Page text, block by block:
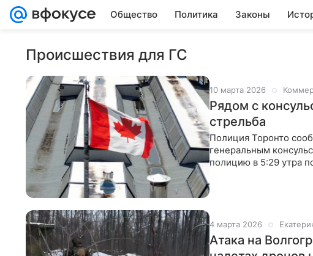
Общество Политика Законы
Происшествия для ГС
10 марта 2026
Рядом с
стрельба
Полиция Торонто
генеральным
полицию в 5:29 утра
4 марта 2026
Атака на